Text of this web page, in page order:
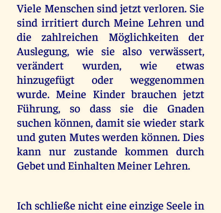
Viele Menschen sind jetzt verloren. Sie
sind irritiert durch Meine Lehren und
die zahlreichen Möglichkeiten der
Auslegung, wie sie also verwässert,
verändert wurden, wie etwas
hinzugefügt oder weggenommen
wurde. Meine Kinder brauchen jetzt
Führung, so dass sie die Gnaden
suchen können, damit sie wieder stark
und guten Mutes werden können. Dies
kann nur zustande kommen durch
Gebet und Einhalten Meiner Lehren.
Ich schließe nicht eine einzige Seele in